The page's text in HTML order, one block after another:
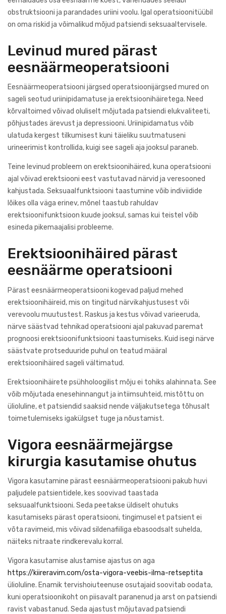
obstruktsiooni ja parandades uriini voolu. Igal operatsioonitüübil
on oma riskid ja võimalikud mõjud patsiendi seksuaaltervisele.
Levinud mured pärast
eesnäärmeoperatsiooni
Eesnäärmeoperatsiooni järgsed operatsioonijärgsed mured on
sageli seotud uriinipidamatuse ja erektsioonihäiretega. Need
kõrvaltoimed võivad oluliselt mõjutada patsiendi elukvaliteeti,
põhjustades ärevust ja depressiooni. Uriinipidamatus võib
ulatuda kergest tilkumisest kuni täieliku suutmatuseni
urineerimist kontrollida, kuigi see sageli aja jooksul paraneb.
Teine levinud probleem on erektsioonihäired, kuna operatsiooni
ajal võivad erektsiooni eest vastutavad närvid ja veresooned
kahjustada. Seksuaalfunktsiooni taastumine võib indiviidide
lõikes olla väga erinev, mõnel taastub rahuldav
erektsioonifunktsioon kuude jooksul, samas kui teistel võib
esineda pikemaajalisi probleeme.
Erektsioonihäired pärast
eesnäärme operatsiooni
Pärast eesnäärmeoperatsiooni kogevad paljud mehed
erektsioonihäireid, mis on tingitud närvikahjustusest või
verevoolu muutustest. Raskus ja kestus võivad varieeruda,
närve säästvad tehnikad operatsiooni ajal pakuvad paremat
prognoosi erektsioonifunktsiooni taastumiseks. Kuid isegi närve
säästvate protseduuride puhul on teatud määral
erektsioonihäired sageli vältimatud.
Erektsioonihäirete psühholoogilist mõju ei tohiks alahinnata. See
võib mõjutada enesehinnangut ja intiimsuhteid, mistõttu on
ülioluline, et patsiendid saaksid nende väljakutsetega tõhusalt
toimetulemiseks igakülgset tuge ja nõustamist.
Vigora eesnäärmejärgse
kirurgia kasutamise ohutus
Vigora kasutamine pärast eesnäärmeoperatsiooni pakub huvi
paljudele patsientidele, kes soovivad taastada
seksuaalfunktsiooni. Seda peetakse üldiselt ohutuks
kasutamiseks pärast operatsiooni, tingimusel et patsient ei
võta ravimeid, mis võivad sildenafiiliga ebasoodsalt suhelda,
näiteks nitraate rindkerevalu korral.
Vigora kasutamise alustamise ajastus on aga
https://kiireravim.com/osta-vigora-veebis-ilma-retseptita
ülioluline. Enamik tervishoiuteenuse osutajaid soovitab oodata,
kuni operatsioonikoht on piisavalt paranenud ja arst on patsiendi
ravist vabastanud. Seda ajastust mõjutavad patsiendi